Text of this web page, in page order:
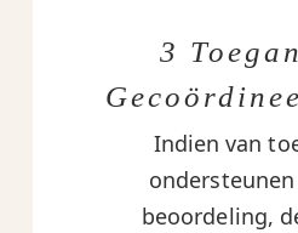
3
Indien van
beoordeling,